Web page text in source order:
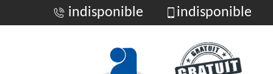
indisponible indisponible